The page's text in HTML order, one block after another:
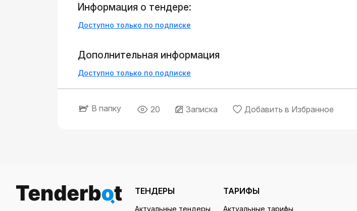
Информация о тендере:
Доступно только по подписке
Дополнительная информация
Доступно только по подписке
В папку 20 Записка Добавить в Избранное
ТЕНДЕРЫ
Актуальные тендеры
ТАРИФЫ
Актуальные тарифы